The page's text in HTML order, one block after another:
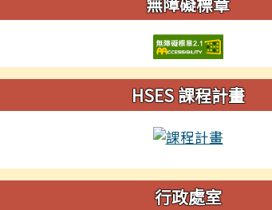
HSES 課程計畫
行政處室